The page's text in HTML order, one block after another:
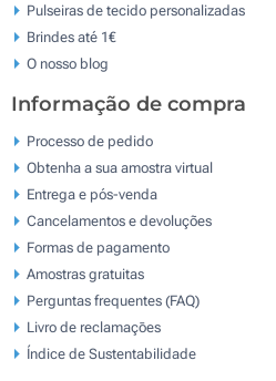
Pulseiras de tecido personalizadas
Brindes até 1€
O nosso blog
Informação de compra
Processo de pedido
Obtenha a sua amostra virtual
Entrega e pós-venda
Cancelamentos e devoluções
Formas de pagamento
Amostras gratuitas
Perguntas frequentes (FAQ)
Livro de reclamaçōes
Índice de Sustentabilidade